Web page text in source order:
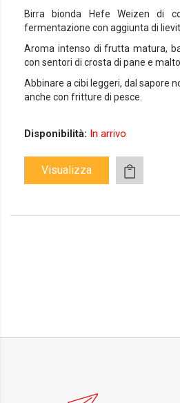
Birra bionda Hefe Weizen di
fermentazione con aggiunta di
Aroma intenso di frutta matura,
con sentori di crosta di pane e
Abbinare a cibi leggeri, dal sapore
anche con fritture di pesce.
Disponibilità: In arrivo
Visualizza